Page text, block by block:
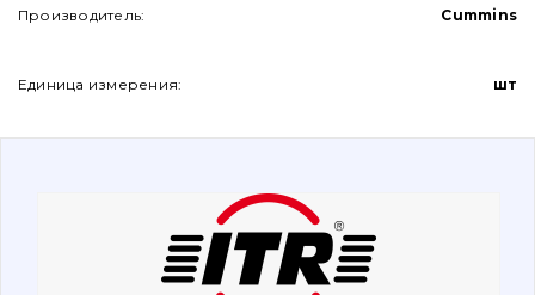
Контакты
Вакансии
Фильтры и смазочные материалы
Производитель: Cummins
Единица измерения: шт